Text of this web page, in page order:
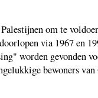
om te
via 1967 en
worden gevonden
bewoners van